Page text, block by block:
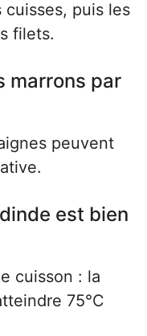
puis les
filets.
marrons par
peuvent
est bien
cuisson : la
75°C